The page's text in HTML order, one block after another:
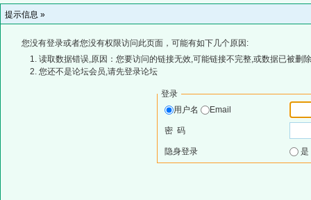
提示信息 »
您没有登录或者您没有权限访问此页面，可能有如下几个原因:
读取数据错误,原因：您要访问的链接无效,可能链接不完整,或数据已被删
您还不是论坛会员,请先登录论坛
登录
用户名
Email
密 码
隐身登录